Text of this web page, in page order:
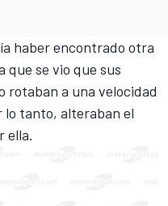
haber encontrado otra
que se vio que sus
rotaban a una velocidad
lo tanto, alteraban el
ella.